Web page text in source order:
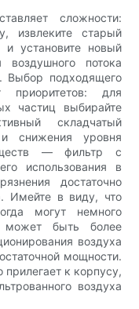
сложности:
извлеките старый
установите новый
воздушного потока
Выбор подходящего
приоритетов: для
частиц выбирайте
складчатый
снижения уровня
— фильтр с
использования в
достаточно
Имейте в виду, что
могут немного
может быть более
воздуха
мощности.
прилегает к корпусу,
воздуха